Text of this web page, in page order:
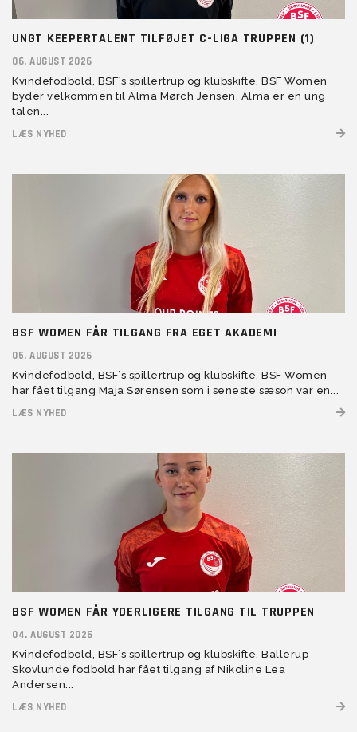
UNGT KEEPERTALENT TILFØJET C-LIGA TRUPPEN (1)
06. AUGUST 2026
Kvindefodbold, BSF´s spillertrup og klubskifte. BSF Women
byder velkommen til Alma Mørch Jensen, Alma er en ung
talen...
LÆS NYHED
BSF WOMEN FÅR TILGANG FRA EGET AKADEMI
05. AUGUST 2026
Kvindefodbold, BSF´s spillertrup og klubskifte. BSF Women
har fået tilgang Maja Sørensen som i seneste sæson var en...
LÆS NYHED
BSF WOMEN FÅR YDERLIGERE TILGANG TIL TRUPPEN
04. AUGUST 2026
Kvindefodbold, BSF´s spillertrup og klubskifte. Ballerup-
Skovlunde fodbold har fået tilgang af Nikoline Lea
Andersen...
LÆS NYHED